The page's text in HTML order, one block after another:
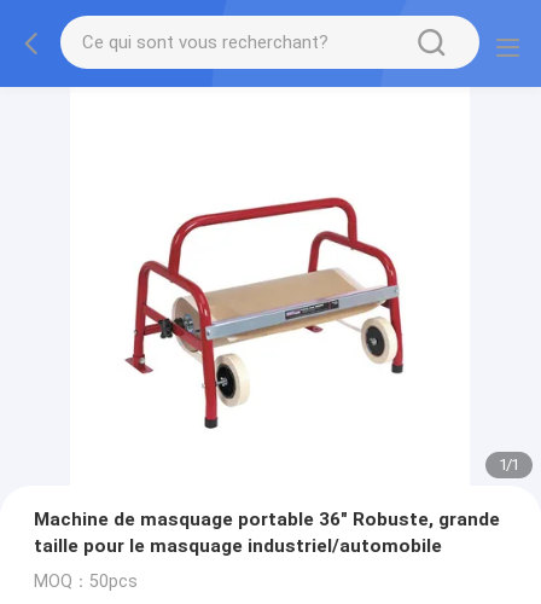
1/1
Machine de masquage portable 36" Robuste, grande
taille pour le masquage industriel/automobile
MOQ：50pcs